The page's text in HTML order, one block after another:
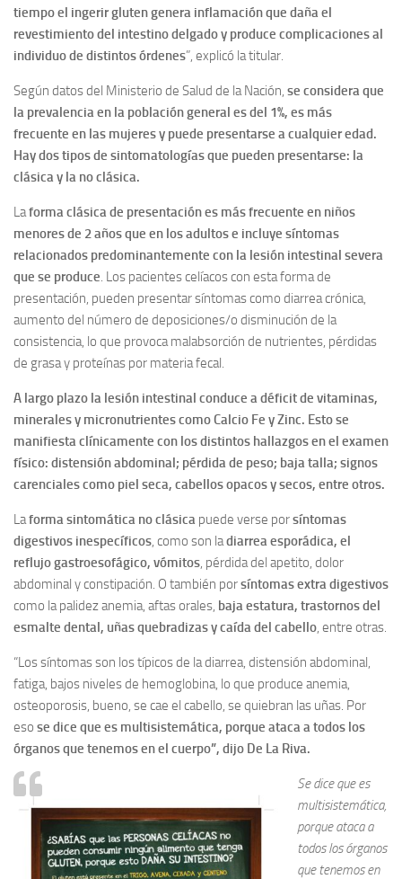
tiempo el ingerir gluten genera inflamación que daña el
revestimiento del intestino delgado y produce complicaciones al
individuo de distintos órdenes”, explicó la titular.
Según datos del Ministerio de Salud de la Nación, se considera que
la prevalencia en la población general es del 1%, es más
frecuente en las mujeres y puede presentarse a cualquier edad.
Hay dos tipos de sintomatologías que pueden presentarse: la
clásica y la no clásica.
Laforma clásica de presentación es más frecuente en niños
menores de 2 años que en los adultos e incluye síntomas
relacionados predominantemente con la lesión intestinal severa
que se produce. Los pacientes celíacos con esta forma de
presentación, pueden presentar síntomas como diarrea crónica,
aumento del número de deposiciones/o disminución de la
consistencia, lo que provoca malabsorción de nutrientes, pérdidas
de grasa y proteínas por materia fecal.
A largo plazo la lesión intestinal conduce a déficit de vitaminas,
minerales y micronutrientes como Calcio Fe y Zinc. Esto se
manifiesta clínicamente con los distintos hallazgos en el examen
físico: distensión abdominal; pérdida de peso; baja talla; signos
carenciales como piel seca, cabellos opacos y secos, entre otros.
Laforma sintomática no clásica puede verse porsíntomas
digestivos inespecíficos, como son ladiarrea esporádica, el
reflujo gastroesofágico, vómitos, pérdida del apetito, dolor
abdominal y constipación. O también porsíntomas extra digestivos
como la palidez anemia, aftas orales, baja estatura, trastornos del
esmalte dental, uñas quebradizas y caída del cabello, entre otras.
“Los síntomas son los típicos de la diarrea, distensión abdominal,
fatiga, bajos niveles de hemoglobina, lo que produce anemia,
osteoporosis, bueno, se cae el cabello, se quiebran las uñas. Por
eso se dice que es multisistemática, porque ataca a todos los
órganos que tenemos en el cuerpo”, dijo De La Riva.
Se dice que es
multisistemática,
porque ataca a
todos los órganos
que tenemos en